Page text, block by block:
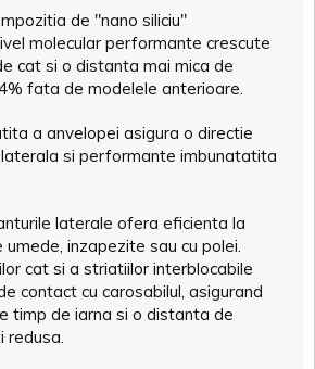
de "nano siliciu"
molecular performante crescute
cat si o distanta mai mica de
fata de modelele anterioare.
a anvelopei asigura o directie
si performante imbunatatita
laterale ofera eficienta la
inzapezite sau cu polei.
cat si a striatiilor interblocabile
contact cu carosabilul, asigurand
timp de iarna si o distanta de
redusa.